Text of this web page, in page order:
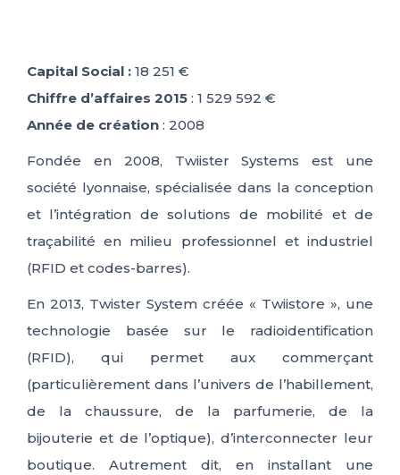
Capital Social : 18 251 €
Chiffre d’affaires 2015 : 1 529 592 €
Année de création : 2008
Fondée en 2008, Twiister Systems est une
société lyonnaise, spécialisée dans la conception
et l’intégration de solutions de mobilité et de
traçabilité en milieu professionnel et industriel
(RFID et codes-barres).
En 2013, Twister System créée « Twiistore », une
technologie basée sur le radioidentification
(RFID), qui permet aux commerçant
(particulièrement dans l’univers de l’habillement,
de la chaussure, de la parfumerie, de la
bijouterie et de l’optique), d’interconnecter leur
boutique. Autrement dit, en installant une